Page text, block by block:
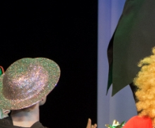
Новости
ОТЧЕТЫ ГКЦ